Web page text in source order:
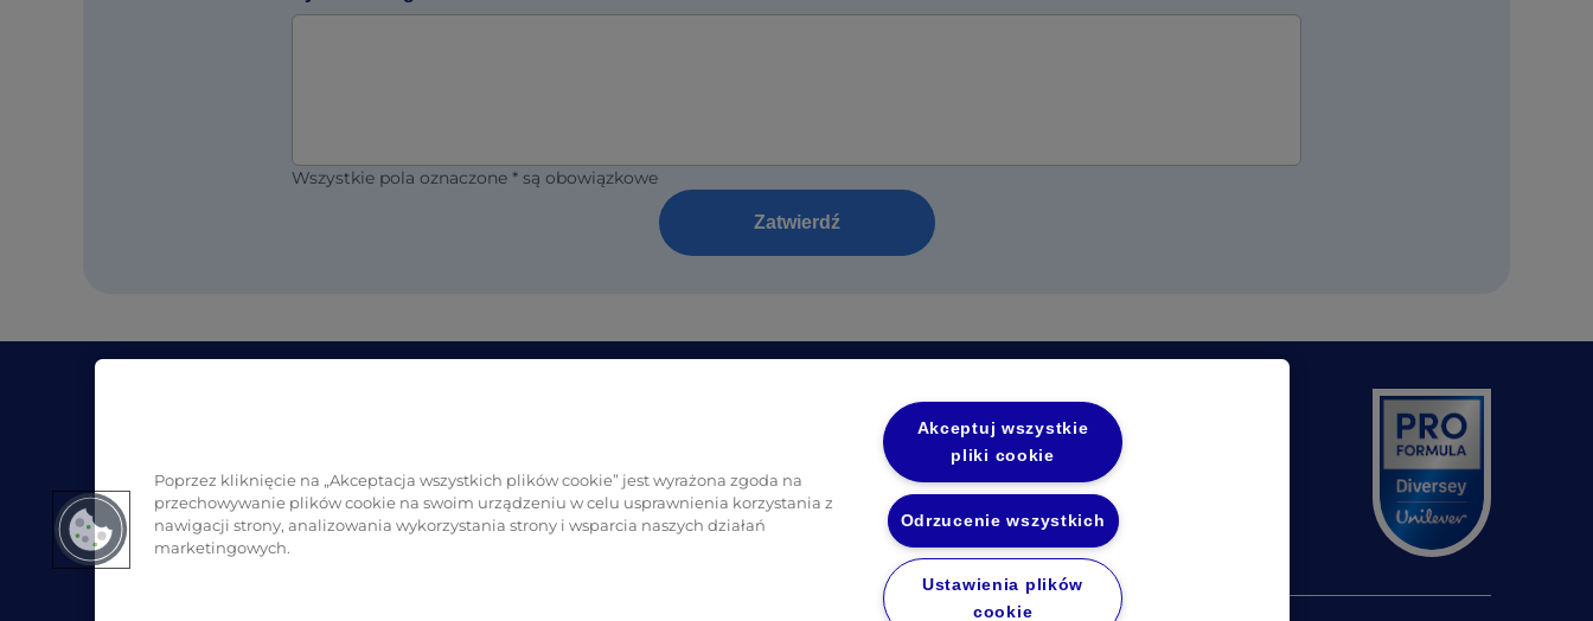
Wszystkie pola oznaczone * są obowiązkowe
Zatwierdź
Gdzie kupić?
Skontaktuj się z nami
SDS(opens in a new tab)
Informacje prawne
Polityka prywatności UL(opens in a new tab)
Polityka prywatności Diversey
(opens in a new tab)
Poprzez kliknięcie na „Akceptacja wszystkich plików cookie” jest wyrażona zgoda na
przechowywanie plików cookie na swoim urządzeniu w celu usprawnienia korzystania z
nawigacji strony, analizowania wykorzystania strony i wsparcia naszych działań
marketingowych.
Akceptuj wszystkie
pliki cookie
Odrzucenie wszystkich
Ustawienia plików
cookie